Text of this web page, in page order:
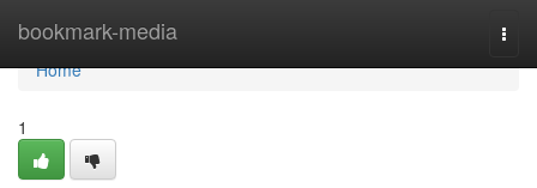
bookmark-media
Home
Home
1